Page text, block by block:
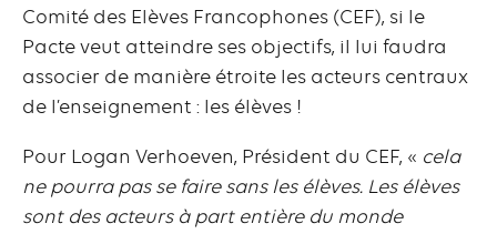
Comité des Elèves Francophones (CEF), si le
Pacte veut atteindre ses objectifs, il lui faudra
associer de manière étroite les acteurs centraux
de l’enseignement : les élèves !
Pour Logan Verhoeven, Président du CEF, « cela
ne pourra pas se faire sans les élèves. Les élèves
sont des acteurs à part entière du monde